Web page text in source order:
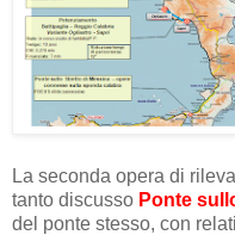
La seconda opera di
tanto discusso Ponte
del ponte stesso, con